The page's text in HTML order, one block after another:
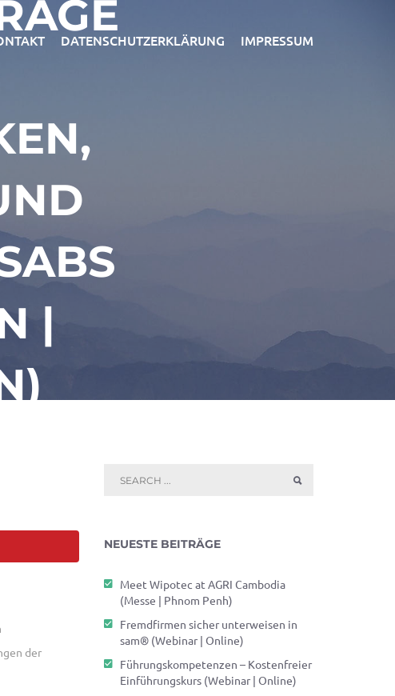
DATENSCHUTZERKLÄRUNG IMPRESSUM
|
der
NEUESTE BEITRÄGE
Meet Wipotec at AGRI Cambodia
(Messe | Phnom Penh)
Fremdfirmen sicher unterweisen in
sam® (Webinar | Online)
Führungskompetenzen – Kostenfreier
Einführungskurs (Webinar | Online)